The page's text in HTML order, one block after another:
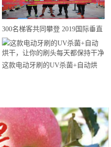
300名梯客共同攀登 2019国际垂直
马拉松超级精英赛顺德海骏达中心
站欢乐开跑
这款电动牙刷的UV杀菌+自动烘